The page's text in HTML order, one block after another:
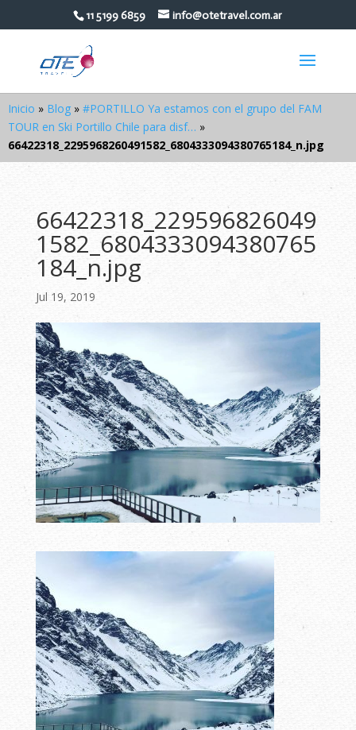
11 5199 6859 info@otetravel.com.ar
Inicio » Blog » #PORTILLO Ya estamos con el grupo del FAM
TOUR en Ski Portillo Chile para disf… »
66422318_2295968260491582_6804333094380765184_n.jpg
66422318_229596826049
1582_6804333094380765
184_n.jpg
Jul 19, 2019